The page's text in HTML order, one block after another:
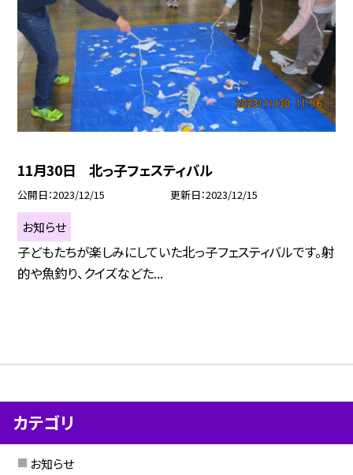
11月30日 北っ子フェスティバル
公開日 2023/12/15 更新日 2023/12/15
お知らせ
子どもたちが楽しみにしていた北っ子フェスティバルです。射
的や魚釣り、クイズなどた...
カテゴリ
お知らせ